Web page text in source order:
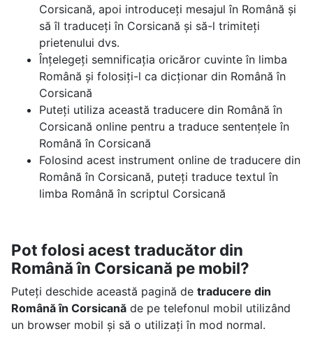
Corsicană, apoi introduceți mesajul în Română și
să îl traduceți în Corsicană și să-l trimiteți
prietenului dvs.
Înțelegeți semnificația oricăror cuvinte în limba
Română și folosiți-l ca dicționar din Română în
Corsicană
Puteți utiliza această traducere din Română în
Corsicană online pentru a traduce sentențele în
Română în Corsicană
Folosind acest instrument online de traducere din
Română în Corsicană, puteți traduce textul în
limba Română în scriptul Corsicană
Pot folosi acest traducător din
Română în Corsicană pe mobil?
Puteți deschide această pagină de traducere din
Română în Corsicanăde pe telefonul mobil utilizând
un browser mobil și să o utilizați în mod normal.